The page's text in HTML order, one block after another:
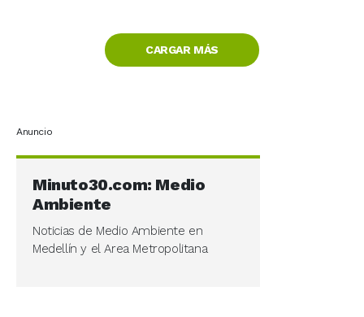
CARGAR MÁS
Anuncio
Minuto30.com: Medio
Ambiente
Noticias de Medio Ambiente en
Medellín y el Area Metropolitana